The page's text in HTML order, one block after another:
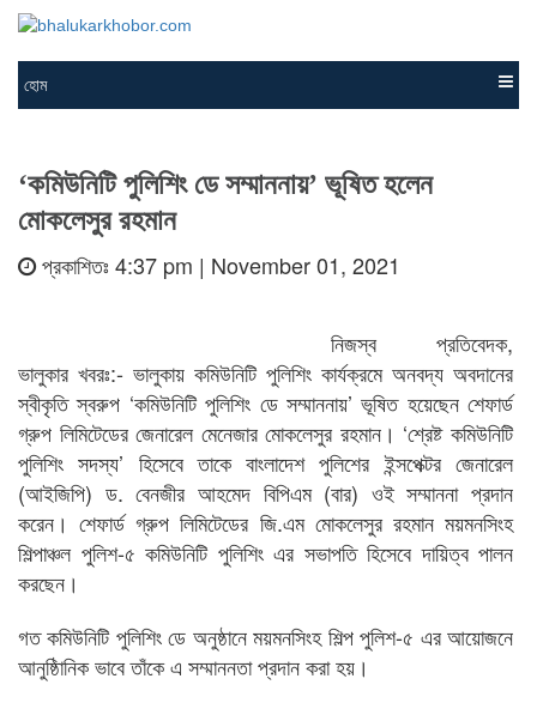
হোম
‘কমিউনিটি পুলিশিং ডে সম্মাননায়’ ভূষিত হলেন
মোকলেসুর রহমান
প্রকাশিতঃ 4:37 pm | November 01, 2021
নিজস্ব প্রতিবেদক,
ভালুকার খবরঃ:- ভালুকায় কমিউনিটি পুলিশিং কার্যক্রমে অনবদ্য অবদানের
স্বীকৃতি স্বরুপ ‘কমিউনিটি পুলিশিং ডে সম্মাননায়’ ভূষিত হয়েছেন শেফার্ড
গ্রুপ লিমিটেডের জেনারেল মেনেজার মোকলেসুর রহমান। ‘শ্রেষ্ট কমিউনিটি
পুলিশিং সদস্য’ হিসেবে তাকে বাংলাদেশ পুলিশের ইন্সপেক্টর জেনারেল
(আইজিপি) ড. বেনজীর আহমেদ বিপিএম (বার) ওই সম্মাননা প্রদান
করেন। শেফার্ড গ্রুপ লিমিটেডের জি.এম মোকলেসুর রহমান ময়মনসিংহ
শিল্পাঞ্চল পুলিশ-৫ কমিউনিটি পুলিশিং এর সভাপতি হিসেবে দায়িত্ব পালন
করছেন।
গত কমিউনিটি পুলিশিং ডে অনুষ্ঠানে ময়মনসিংহ শিল্প পুলিশ-৫ এর আয়োজনে
আনুষ্ঠিানিক ভাবে তাঁকে এ সম্মাননতা প্রদান করা হয়।